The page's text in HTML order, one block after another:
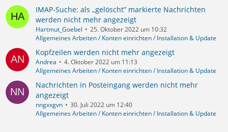
IMAP-Suche: als „gelöscht” markierte Nachrichten
werden nicht mehr angezeigt
Hartmut_Goebel
25. Oktober 2022 um 10:32
Allgemeines Arbeiten / Konten einrichten / Installation & Update
Kopfzeilen werden nicht mehr angezeigt
Andrea
4. Oktober 2022 um 11:13
Allgemeines Arbeiten / Konten einrichten / Installation & Update
Nachrichten in Posteingang werden nicht mehr
angezeigt
nngxxgvn
30. Juli 2022 um 12:40
Allgemeines Arbeiten / Konten einrichten / Installation & Update